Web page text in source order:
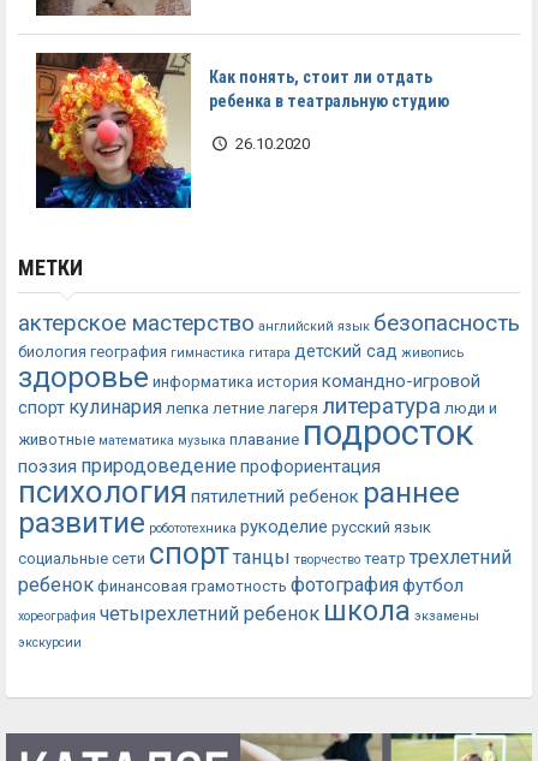
Как понять, стоит ли отдать
ребенка в театральную студию
26.10.2020
МЕТКИ
актерское мастерство английский язык безопасность
биология география гимнастика гитара детский сад живопись
здоровье информатика история командно-игровой
спорт кулинария лепка летние лагеря литература люди и
животные математика музыка плавание подросток
поэзия природоведениепрофориентация
психология пятилетний ребенок раннее
развитие робототехника рукоделие русский язык
социальные сети спорттанцы творчество театр трехлетний
ребенок финансовая грамотность фотографияфутбол
хореография четырехлетний ребенок школа экзамены
экскурсии